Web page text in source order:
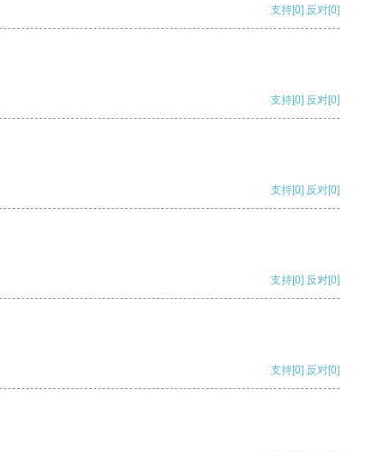
支持[0] 反对[0]
支持[0] 反对[0]
支持[0] 反对[0]
支持[0] 反对[0]
支持[0] 反对[0]